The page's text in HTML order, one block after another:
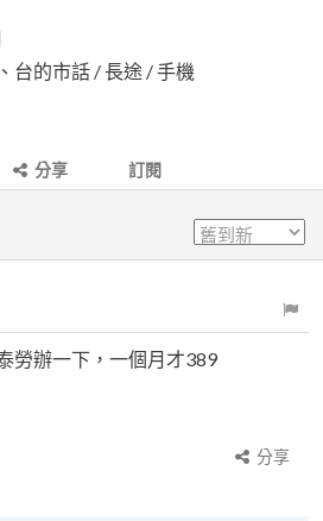
台的市話 / 長途 / 手機
分享 訂閱
勞辦一下，一個月才389
分享